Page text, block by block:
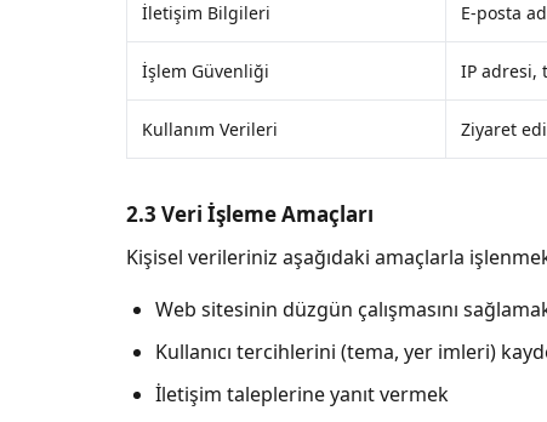
İletişim Bilgileri E-posta
İşlem Güvenliği IP adresi,
Kullanım Verileri Ziyaret
2.3 Veri İşleme Amaçları
Kişisel verileriniz aşağıdaki amaçlarla
Web sitesinin düzgün çalışmasını
Kullanıcı tercihlerini (tema, yer imleri)
İletişim taleplerine yanıt vermek